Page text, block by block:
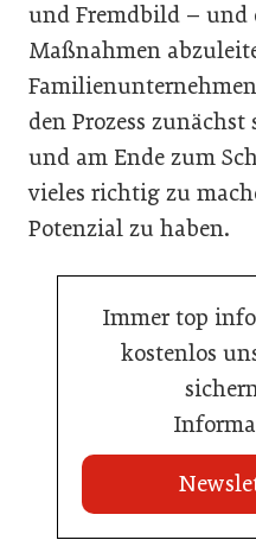
und Fremdbild – und
Maßnahmen
den Prozess
und am Ende zum
vieles richtig zu
Potenzial zu haben.
Immer top
kostenlos